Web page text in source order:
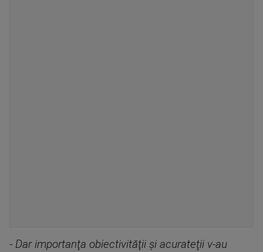
- Dar importanţa obiectivităţii şi acurateţii v-au